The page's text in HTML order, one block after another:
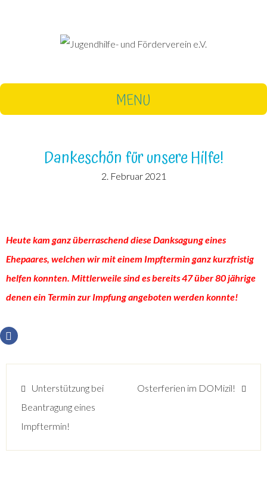
MENU
Dankeschön für unsere Hilfe!
2. Februar 2021
Heute kam ganz überraschend diese Danksagung eines
Ehepaares, welchen wir mit einem Impftermin ganz kurzfristig
helfen konnten. Mittlerweile sind es bereits 47 über 80 jährige
denen ein Termin zur Impfung angeboten werden konnte!
Unterstützung bei
Beantragung eines
Impftermin!
Osterferien im DOMizil!